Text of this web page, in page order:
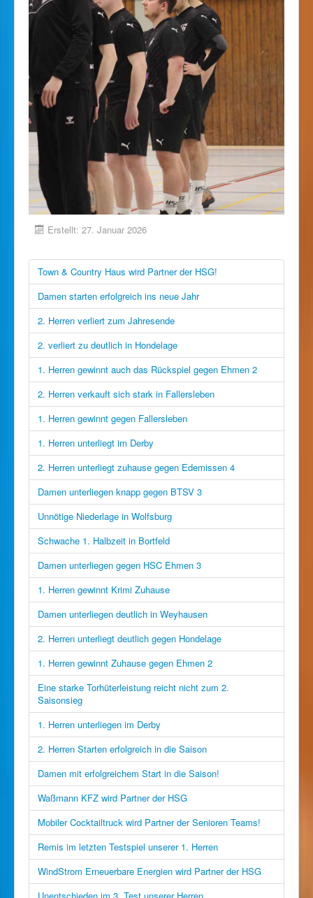
Erstellt: 27. Januar 2026
Town & Country Haus wird Partner der HSG!
Damen starten erfolgreich ins neue Jahr
2. Herren verliert zum Jahresende
2. verliert zu deutlich in Hondelage
1. Herren gewinnt auch das Rückspiel gegen Ehmen 2
2. Herren verkauft sich stark in Fallersleben
1. Herren gewinnt gegen Fallersleben
1. Herren unterliegt im Derby
2. Herren unterliegt zuhause gegen Edemissen 4
Damen unterliegen knapp gegen BTSV 3
Unnötige Niederlage in Wolfsburg
Schwache 1. Halbzeit in Bortfeld
Damen unterliegen gegen HSC Ehmen 3
1. Herren gewinnt Krimi Zuhause
Damen unterliegen deutlich in Weyhausen
2. Herren unterliegt deutlich gegen Hondelage
1. Herren gewinnt Zuhause gegen Ehmen 2
Eine starke Torhüterleistung reicht nicht zum 2.
Saisonsieg
1. Herren unterliegen im Derby
2. Herren Starten erfolgreich in die Saison
Damen mit erfolgreichem Start in die Saison!
Waßmann KFZ wird Partner der HSG
Mobiler Cocktailtruck wird Partner der Senioren Teams!
Remis im letzten Testspiel unserer 1. Herren
WindStrom Erneuerbare Energien wird Partner der HSG